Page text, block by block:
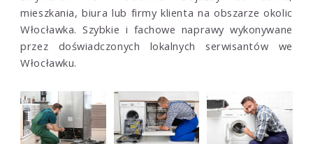
mieszkania, biura lub firmy klienta na obszarze okolic
Włocławka. Szybkie i fachowe naprawy wykonywane
przez doświadczonych lokalnych serwisantów we
Włocławku.